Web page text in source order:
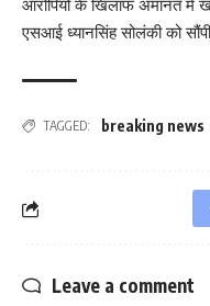
आरोपियों के खिलाफ अमानत में
एसआई ध्यानसिंह सोलंकी को
TAGGED: breaking news
Leave a comment